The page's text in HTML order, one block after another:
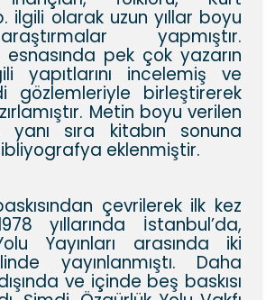
ilgili olarak uzun yıllar boyu
yapmıştır.
esnasında pek çok yazarın
yapıtlarını incelemiş ve
gözlemleriyle birleştirerek
Metin boyu verilen
yanı sıra kitabın sonuna
eklenmiştir.
çevrilerek ilk kez
yıllarında İstanbul’da,
Yayınları arasında iki
yayınlanmıştı. Daha
ve içinde beş baskısı